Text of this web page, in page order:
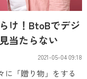
け！BtoBでデジ
当たらない
2021-05-04 09:18
に「贈り物」をする